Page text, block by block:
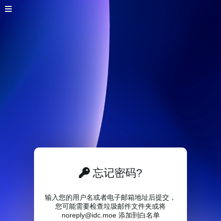
忘记密码?
输入您的用户名或者电子邮箱地址后提交，
您可能需要检查垃圾邮件文件夹或将
noreply@idc.moe 添加到白名单